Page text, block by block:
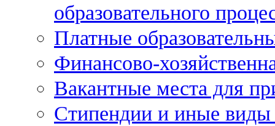
образовательного
Платные
Финансово-
Вакантные места для
Стипендии и иные виды